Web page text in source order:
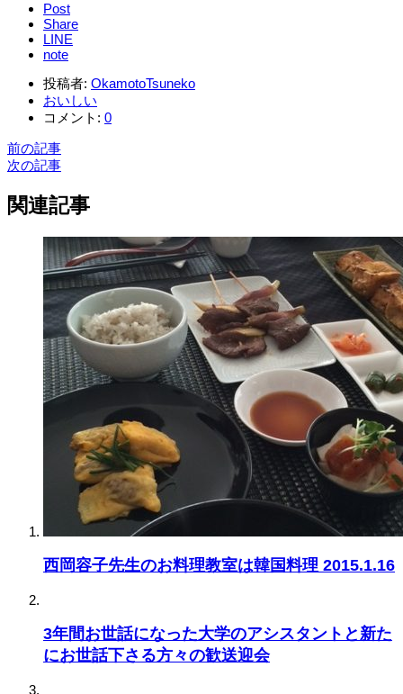
Post
Share
LINE
note
投稿者: OkamotoTsuneko
おいしい
コメント: 0
前の記事
次の記事
関連記事
西岡容子先生のお料理教室は韓国料理 2015.1.16
3年間お世話になった大学のアシスタントと新た
にお世話下さる方々の歓送迎会